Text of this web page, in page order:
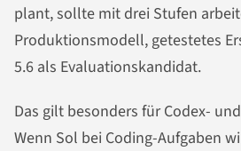
plant, sollte mit drei Stufen
Produktionsmodell, getestetes
5.6 als Evaluationskandidat.
Das gilt besonders für Codex-
Wenn Sol bei Coding-Aufgaben